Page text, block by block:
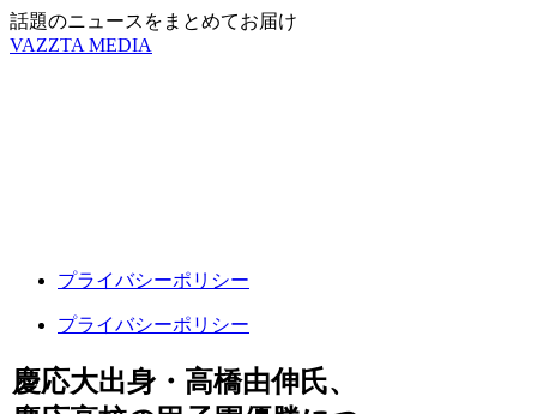
話題のニュースをまとめてお届け
VAZZTA MEDIA
プライバシーポリシー
プライバシーポリシー
慶応大出身・高橋由伸氏、